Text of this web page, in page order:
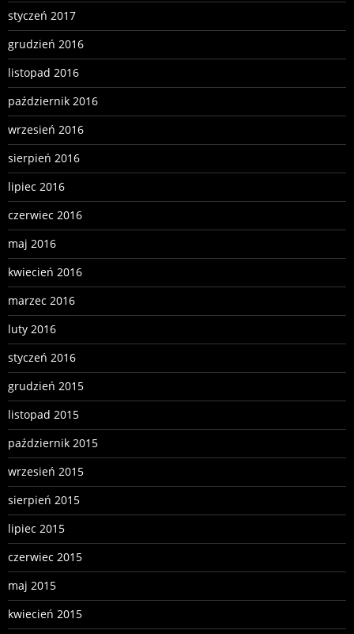
styczeń 2017
grudzień 2016
listopad 2016
październik 2016
wrzesień 2016
sierpień 2016
lipiec 2016
czerwiec 2016
maj 2016
kwiecień 2016
marzec 2016
luty 2016
styczeń 2016
grudzień 2015
listopad 2015
październik 2015
wrzesień 2015
sierpień 2015
lipiec 2015
czerwiec 2015
maj 2015
kwiecień 2015